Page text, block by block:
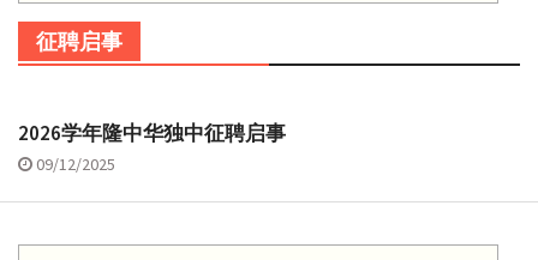
征聘启事
2026学年隆中华独中征聘启事
09/12/2025